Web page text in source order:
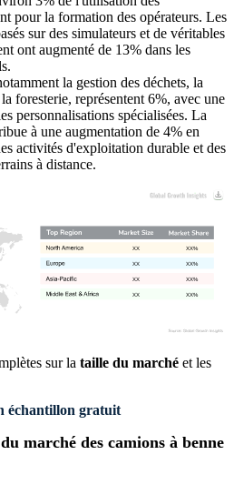
pour la formation des opérateurs. Les
sur des simulateurs et de véritables
ont augmenté de 13% dans les
la gestion des déchets, la
foresterie, représentent 6%, avec une
personnalisations spécialisées. La
à une augmentation de 4% en
activités d'exploitation durable et des
à distance.
XX%
XX
XX%
XX
XX%
XX
XX%
XX
sur la taille du marché et les
échantillon gratuit
marché des camions à benne